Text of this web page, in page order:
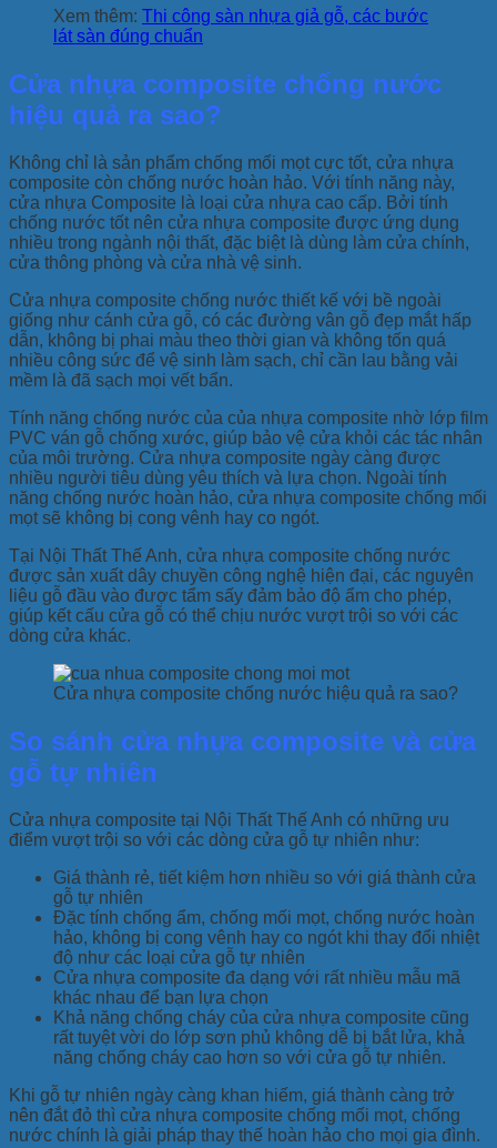
Xem thêm: Thi công sàn nhựa giả gỗ, các bước
lát sàn đúng chuẩn
Cửa nhựa composite chống nước
hiệu quả ra sao?
Không chỉ là sản phẩm chống mối mọt cực tốt, cửa nhựa
composite còn chống nước hoàn hảo. Với tính năng này,
cửa nhựa Composite là loại cửa nhựa cao cấp. Bởi tính
chống nước tốt nên cửa nhựa composite được ứng dụng
nhiều trong ngành nội thất, đặc biệt là dùng làm cửa chính,
cửa thông phòng và cửa nhà vệ sinh.
Cửa nhựa composite chống nước thiết kế với bề ngoài
giống như cánh cửa gỗ, có các đường vân gỗ đẹp mắt hấp
dẫn, không bị phai màu theo thời gian và không tốn quá
nhiều công sức để vệ sinh làm sạch, chỉ cần lau bằng vải
mềm là đã sạch mọi vết bẩn.
Tính năng chống nước của của nhựa composite nhờ lớp film
PVC ván gỗ chống xước, giúp bảo vệ cửa khỏi các tác nhân
của môi trường. Cửa nhựa composite ngày càng được
nhiều người tiêu dùng yêu thích và lựa chọn. Ngoài tính
năng chống nước hoàn hảo, cửa nhựa composite chống mối
mọt sẽ không bị cong vênh hay co ngót.
Tại Nội Thất Thế Anh, cửa nhựa composite chống nước
được sản xuất dây chuyền công nghệ hiện đại, các nguyên
liệu gỗ đầu vào được tẩm sấy đảm bảo độ ẩm cho phép,
giúp kết cấu cửa gỗ có thể chịu nước vượt trội so với các
dòng cửa khác.
Cửa nhựa composite chống nước hiệu quả ra sao?
So sánh cửa nhựa composite và cửa
gỗ tự nhiên
Cửa nhựa composite tại Nội Thất Thế Anh có những ưu
điểm vượt trội so với các dòng cửa gỗ tự nhiên như:
Giá thành rẻ, tiết kiệm hơn nhiều so với giá thành cửa
gỗ tự nhiên
Đặc tính chống ẩm, chống mối mọt, chống nước hoàn
hảo, không bị cong vênh hay co ngót khi thay đổi nhiệt
độ như các loại cửa gỗ tự nhiên
Cửa nhựa composite đa dạng với rất nhiều mẫu mã
khác nhau để bạn lựa chọn
Khả năng chống cháy của cửa nhựa composite cũng
rất tuyệt vời do lớp sơn phủ không dễ bị bắt lửa, khả
năng chống cháy cao hơn so với cửa gỗ tự nhiên.
Khi gỗ tự nhiên ngày càng khan hiếm, giá thành càng trở
nên đắt đỏ thì cửa nhựa composite chống mối mọt, chống
nước chính là giải pháp thay thế hoàn hảo cho mọi gia đình.